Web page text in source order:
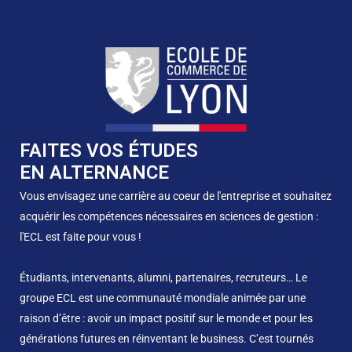
FAITES VOS ÉTUDES
EN ALTERNANCE
Vous envisagez une carrière au coeur de l'entreprise et souhaitez
acquérir les compétences nécessaires en sciences de gestion :
l'ECL est faite pour vous !
Étudiants, intervenants, alumni, partenaires, recruteurs… Le
groupe ECL est une communauté mondiale animée par une
raison d’être : avoir un impact positif sur le monde et pour les
générations futures en réinventant le business. C’est tournés